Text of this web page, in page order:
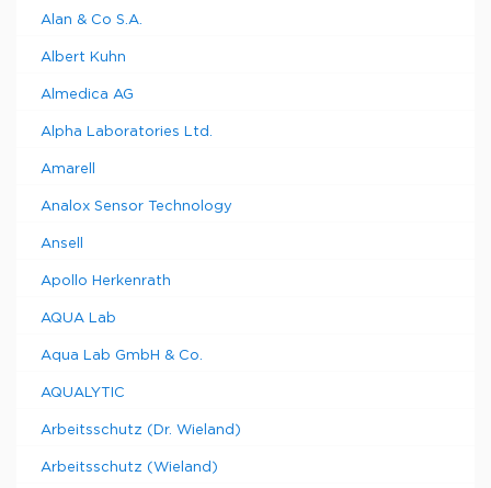
Alan & Co S.A.
Albert Kuhn
Almedica AG
Alpha Laboratories Ltd.
Amarell
Analox Sensor Technology
Ansell
Apollo Herkenrath
AQUA Lab
Aqua Lab GmbH & Co.
AQUALYTIC
Arbeitsschutz (Dr. Wieland)
Arbeitsschutz (Wieland)